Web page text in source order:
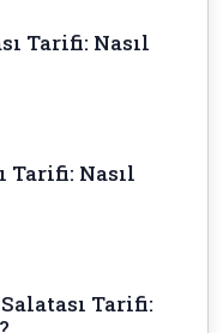
Tarifi: Nasıl
Tarifi: Nasıl
Tarifi: